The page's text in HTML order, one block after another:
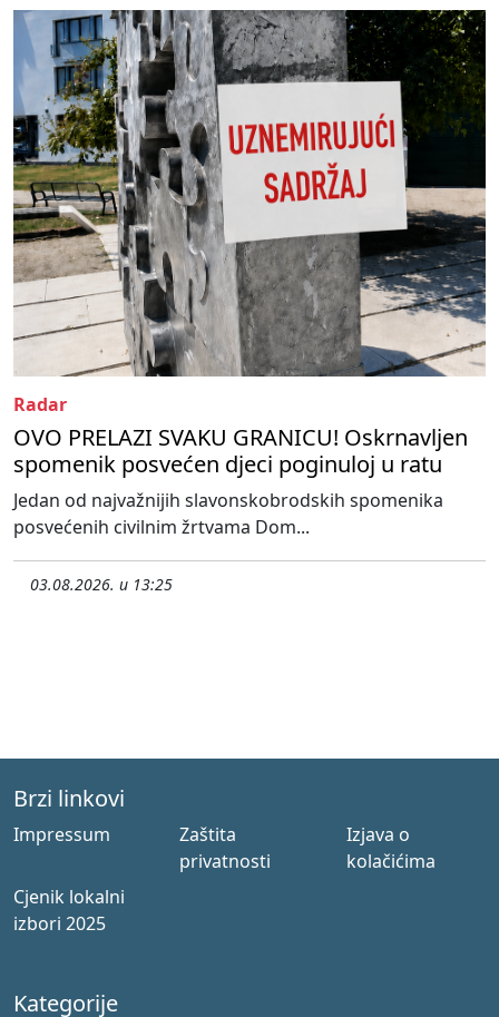
Radar
OVO PRELAZI SVAKU GRANICU! Oskrnavljen
spomenik posvećen djeci poginuloj u ratu
Jedan od najvažnijih slavonskobrodskih spomenika
posvećenih civilnim žrtvama Dom...
03.08.2026. u 13:25
Brzi linkovi
Impressum
Zaštita
privatnosti
Izjava o
kolačićima
Cjenik lokalni
izbori 2025
Kategorije